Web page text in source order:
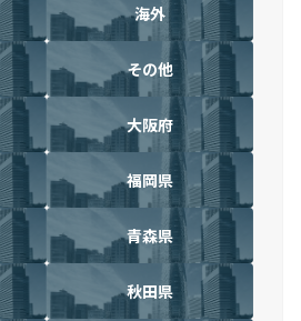
海外
その他
大阪府
福岡県
青森県
秋田県